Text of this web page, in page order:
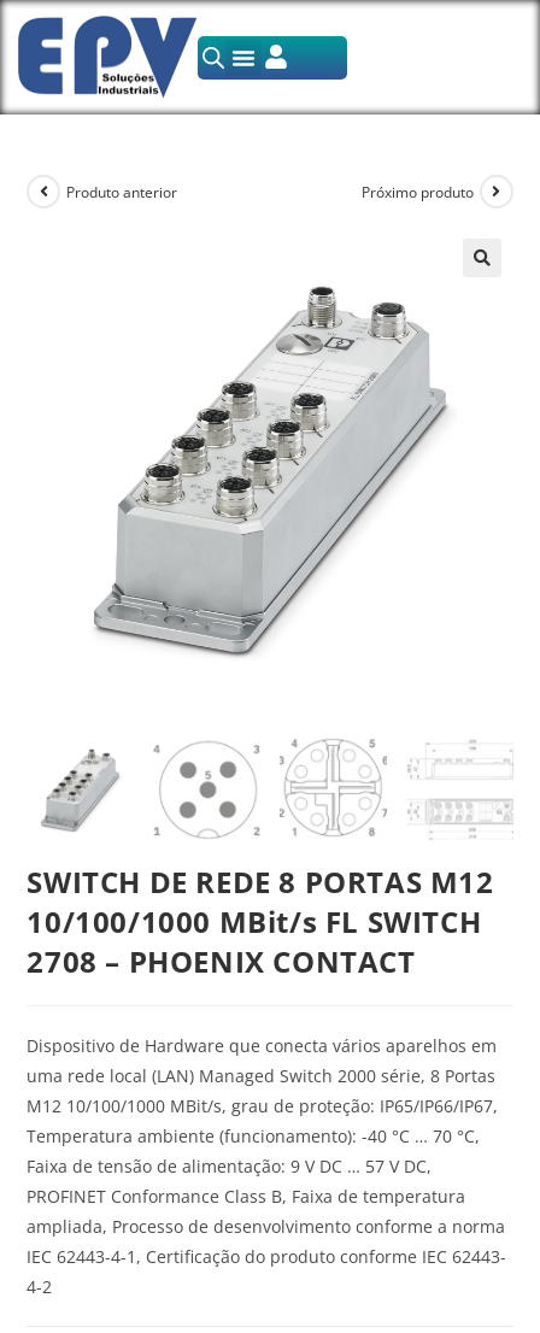
Produto anterior Próximo produto
SWITCH DE REDE 8 PORTAS M12
10/100/1000 MBit/s FL SWITCH
2708 – PHOENIX CONTACT
Dispositivo de Hardware que conecta vários aparelhos em
uma rede local (LAN) Managed Switch 2000 série, 8 Portas
M12 10/100/1000 MBit/s, grau de proteção: IP65/IP66/IP67,
Temperatura ambiente (funcionamento): -40 °C … 70 °C,
Faixa de tensão de alimentação: 9 V DC … 57 V DC,
PROFINET Conformance Class B, Faixa de temperatura
ampliada, Processo de desenvolvimento conforme a norma
IEC 62443-4-1, Certificação do produto conforme IEC 62443-
4-2